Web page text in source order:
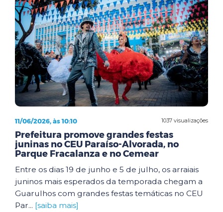
1037 visualizações
11/06/2026, às 10:10
Prefeitura promove grandes festas
juninas no CEU Paraíso-Alvorada, no
Parque Fracalanza e no Cemear
Entre os dias 19 de junho e 5 de julho, os arraiais
juninos mais esperados da temporada chegam a
Guarulhos com grandes festas temáticas no CEU
Par... [saiba mais]